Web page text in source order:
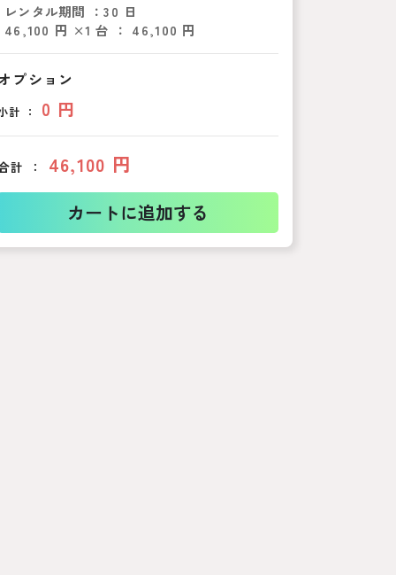
レンタル期間 ：30 日
46,100 円 ×1 台 ： 46,100 円
プション
計 ： 0 円
計 ： 46,100 円
カートに追加する